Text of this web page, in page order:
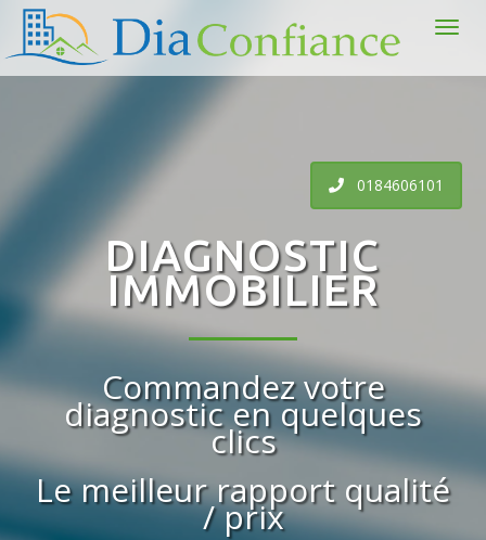
0184606101
DIAGNOSTIC
IMMOBILIER
Commandez votre
diagnostic en quelques
clics
Le meilleur rapport qualité
/ prix